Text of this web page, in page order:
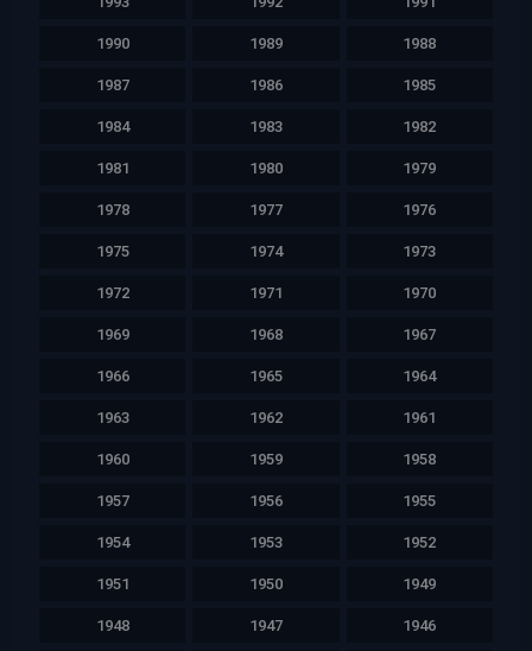
1990 1989 1988
1987 1986 1985
1984 1983 1982
1981 1980 1979
1978 1977 1976
1975 1974 1973
1972 1971 1970
1969 1968 1967
1966 1965 1964
1963 1962 1961
1960 1959 1958
1957 1956 1955
1954 1953 1952
1951 1950 1949
1948 1947 1946